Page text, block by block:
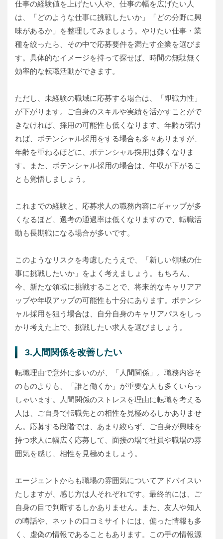
仕事の経験値を上げたい人や、仕事の幅を広げたい人
は、「どのような仕事に挑戦したいか」「どの分野に興
味があるか」を整理してみましょう。やりたい仕事・業
種を絞ったら、その中で応募要件を満たす企業を選びま
す。具体的なイメージを持って探せば、時間の無駄無く
効率的な転職活動ができます。
ただし、未経験の職域に応募する場合は、「即戦力性」
が下がります。ご自身のスキルや実績を活かすことがで
きなければ、採用の可能性も低くなります。年齢が若け
れば、ポテンシャル採用をする場合も多々ありますが、
年齢を重ねるほどに、ポテンシャル採用は難くなりま
す。また、ポテンシャル採用の場合は、年収が下がるこ
とも覚悟しましょう。
これまでの経験と、応募求人の職務内容にギャップが多
くなるほど、選考の通過率は低くなりますので、転職活
動も長期戦になる場合が多いです。
このようなリスクを考慮したうえで、「新しい領域の仕
事に挑戦したいか」をよく考えましょう。もちろん、
今、新たな領域に挑戦することで、将来的なキャリアア
ップや年収アップの可能性も十分にあります。ポテンシ
ャル採用を狙う場合は、自分自身のキャリアパスをしっ
かり考えた上で、挑戦したい求人を選びましょう。
3.人間関係を改善したい
転職理由で意外に多いのが、「人間関係」。職務内容そ
のものよりも、「誰と働くか」が重要な人も多くいらっ
しゃいます。人間関係のストレスを理由に転職を考える
人は、ご自身で転職先との相性を見極めるしかありませ
ん。応募する段階では、あまり絞らず、ご自身が興味を
持つ求人に幅広く応募して、面接の場で社員や職場の雰
囲気を感じ、相性を見極めましょう。
エージェントからも職場の雰囲気についてアドバイスい
たしますが、感じ方は人それぞれです。最終的には、ご
自身の目で判断するしかありません。また、友人や知人
の噂話や、ネットの口コミサイトには、偏った情報も多
く、虚偽の情報であることもあります。この手の情報源